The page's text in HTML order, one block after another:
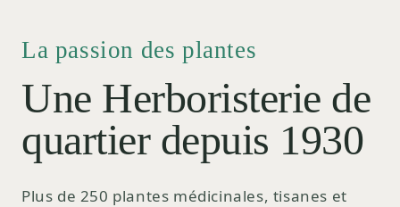
La passion des plantes
Une Herboristerie de
quartier depuis 1930
Plus de 250 plantes médicinales, tisanes et